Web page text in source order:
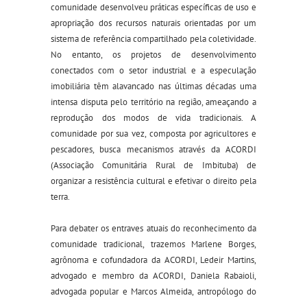
comunidade desenvolveu práticas específicas de uso e
apropriação dos recursos naturais orientadas por um
sistema de referência compartilhado pela coletividade.
No entanto, os projetos de desenvolvimento
conectados com o setor industrial e a especulação
imobiliária têm alavancado nas últimas décadas uma
intensa disputa pelo território na região, ameaçando a
reprodução dos modos de vida tradicionais. A
comunidade por sua vez, composta por agricultores e
pescadores, busca mecanismos através da ACORDI
(Associação Comunitária Rural de Imbituba) de
organizar a resistência cultural e efetivar o direito pela
terra.
Para debater os entraves atuais do reconhecimento da
comunidade tradicional, trazemos Marlene Borges,
agrônoma e cofundadora da ACORDI, Ledeir Martins,
advogado e membro da ACORDI, Daniela Rabaioli,
advogada popular e Marcos Almeida, antropólogo do